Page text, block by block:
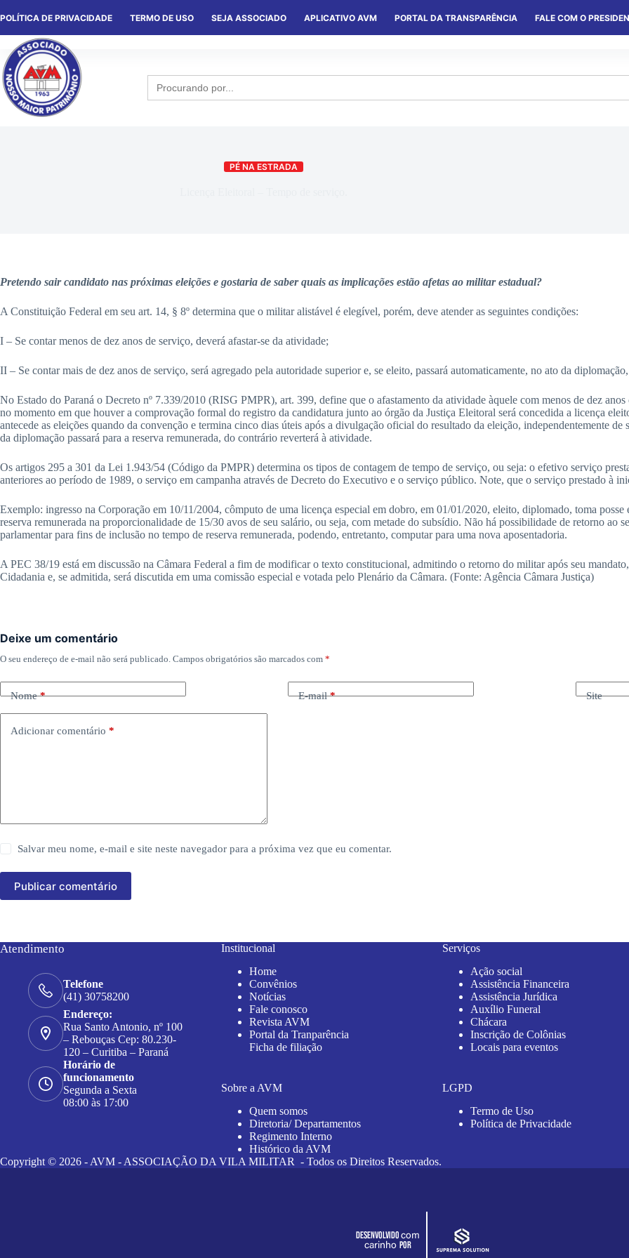
POLÍTICA DE PRIVACIDADE TERMO DE USO SEJA ASSOCIADO APLICATIVO AVM PORTAL DA TRANSPARÊNCIA FALE COM O
Search
for:
PÉ NA ESTRADA
Pretendo sair candidato nas próximas eleições e gostaria de saber quais as implicações estão afetas ao militar estadual?
A Constituição Federal em seu art. 14, § 8º determina que o militar alistável é elegível, porém, deve atender as seguintes condições:
I – Se contar menos de dez anos de serviço, deverá afastar-se da atividade;
II – Se contar mais de dez anos de serviço, será agregado pela autoridade superior e, se eleito, passará automaticamente, no ato da
No Estado do Paraná o Decreto nº 7.339/2010 (RISG PMPR), art. 399, define que o afastamento da atividade àquele com menos de dez
no momento em que houver a comprovação formal do registro da candidatura junto ao órgão da Justiça Eleitoral será concedida a licença
antecede as eleições quando da convenção e termina cinco dias úteis após a divulgação oficial do resultado da eleição, independentemente
da diplomação passará para a reserva remunerada, do contrário reverterá à atividade.
Os artigos 295 a 301 da Lei 1.943/54 (Código da PMPR) determina os tipos de contagem de tempo de serviço, ou seja: o efetivo serviço
anteriores ao período de 1989, o serviço em campanha através de Decreto do Executivo e o serviço público. Note, que o serviço prestado à
Exemplo: ingresso na Corporação em 10/11/2004, cômputo de uma licença especial em dobro, em 01/01/2020, eleito, diplomado, toma
reserva remunerada na proporcionalidade de 15/30 avos de seu salário, ou seja, com metade do subsídio. Não há possibilidade de retorno ao
parlamentar para fins de inclusão no tempo de reserva remunerada, podendo, entretanto, computar para uma nova aposentadoria.
A PEC 38/19 está em discussão na Câmara Federal a fim de modificar o texto constitucional, admitindo o retorno do militar após seu
Cidadania e, se admitida, será discutida em uma comissão especial e votada pelo Plenário da Câmara. (Fonte: Agência Câmara Justiça)
Deixe um comentário
O seu endereço de e-mail não será publicado. Campos obrigatórios são marcados com *
Nome* E-mail* Site
Adicionar comentário *
Salvar meu nome, e-mail e site neste navegador para a próxima vez que eu comentar.
Publicar comentário
Atendimento
Telefone
(41) 30758200
Endereço:
Rua Santo Antonio, nº 100
– Rebouças Cep: 80.230-
120 – Curitiba – Paraná
Horário de
funcionamento
Segunda a Sexta
08:00 às 17:00
Institucional
Home
Convênios
Notícias
Fale conosco
Revista AVM
Portal da Tranparência
Ficha de filiação
Sobre a AVM
Quem somos
Diretoria/ Departamentos
Regimento Interno
Histórico da AVM
Serviços
Ação social
Assistência Financeira
Assistência Jurídica
Auxílio Funeral
Chácara
Inscrição de Colônias
Locais para eventos
LGPD
Termo de Uso
Política de Privacidade
Copyright © 2026 - AVM - ASSOCIAÇÃO DA VILA MILITAR - Todos os Direitos Reservados.